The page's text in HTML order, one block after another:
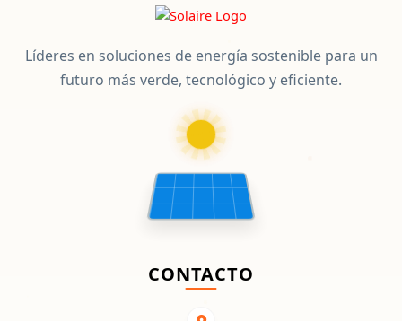
Líderes en soluciones de energía sostenible para un
futuro más verde, tecnológico y eficiente.
CONTACTO